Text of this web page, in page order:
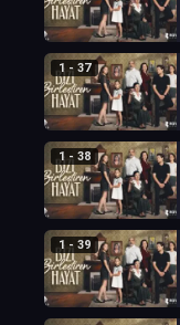
1 - 37
1 - 38
1 - 39